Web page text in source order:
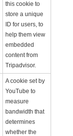
this cookie to
store a unique
ID for users, to
help them view
embedded
content from
Tripadvisor.
A cookie set by
YouTube to
measure
bandwidth that
determines
whether the